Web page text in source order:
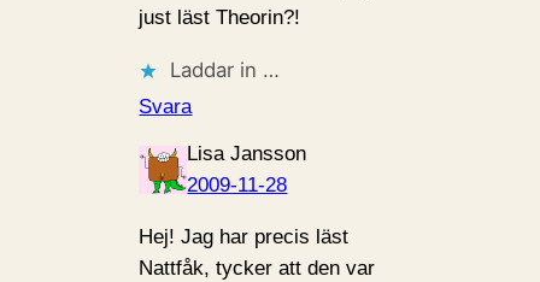
just läst Theorin?!
Laddar in …
Svara
Lisa Jansson
2009-11-28
Hej! Jag har precis läst
Nattfåk, tycker att den var